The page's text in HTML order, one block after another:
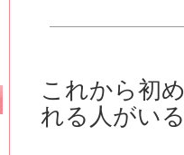
これから初
れる人がい